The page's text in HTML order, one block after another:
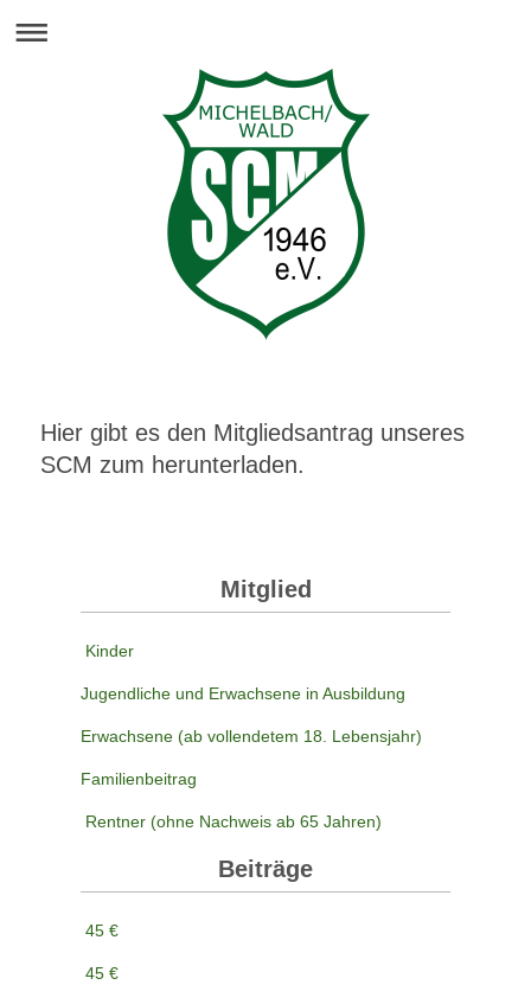
Hier gibt es den Mitgliedsantrag unseres
SCM zum herunterladen.
Mitglied
Kinder
Jugendliche und Erwachsene in Ausbildung
Erwachsene (ab vollendetem 18. Lebensjahr)
Familienbeitrag
Rentner (ohne Nachweis ab 65 Jahren)
Beiträge
45 €
45 €